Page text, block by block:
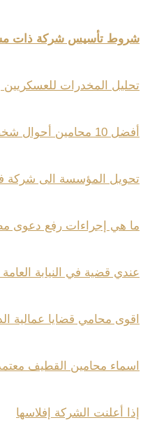
شروط تأسيس شركة ذات
تحليل المخدرات للعسكريين
أفضل 10 محامين أحوال شخصية الدمام
تحويل المؤسسة الى شركة
ما هي إجراءات رفع دعوى
عندي قضية في النيابة
اقوى محامي قضايا عمالية
اسماء محامين القطيف
إذا أعلنت الشركة إفلاسها